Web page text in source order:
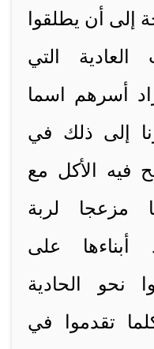
إلى أن يطلقوا
العادية التي
أسرهم اسما
إلى ذلك في
فيه الأكل مع
مزعجا لربة
أبناءها على
نحو الحادية
تقدموا في